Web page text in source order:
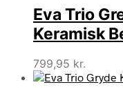
Eva Trio
Keramisk
799,95 kr.